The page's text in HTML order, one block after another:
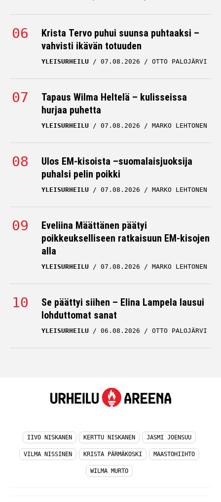
Krista Tervo puhui suunsa puhtaaksi –
vahvisti ikävän totuuden
YLEISURHEILU 07.08.2026 OTTO PALOJÄRVI
Tapaus Wilma Heltelä – kulisseissa
hurjaa puhetta
YLEISURHEILU 07.08.2026 MARKO LEHTONEN
Ulos EM-kisoista –suomalaisjuoksija
puhalsi pelin poikki
YLEISURHEILU 07.08.2026 MARKO LEHTONEN
Eveliina Määttänen päätyi
poikkeukselliseen ratkaisuun EM-kisojen
alla
YLEISURHEILU 07.08.2026 MARKO LEHTONEN
Se päättyi siihen – Elina Lampela lausui
lohduttomat sanat
YLEISURHEILU 06.08.2026 OTTO PALOJÄRVI
IIVO NISKANEN KERTTU NISKANEN JASMI JOENSUU
VILMA NISSINEN KRISTA PÄRMÄKOSKI MAASTOHIIHTO
WILMA MURTO